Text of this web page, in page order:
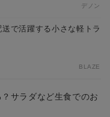
デノン
で活躍する小さな軽トラ
BLAZE
サラダなど生食でのお